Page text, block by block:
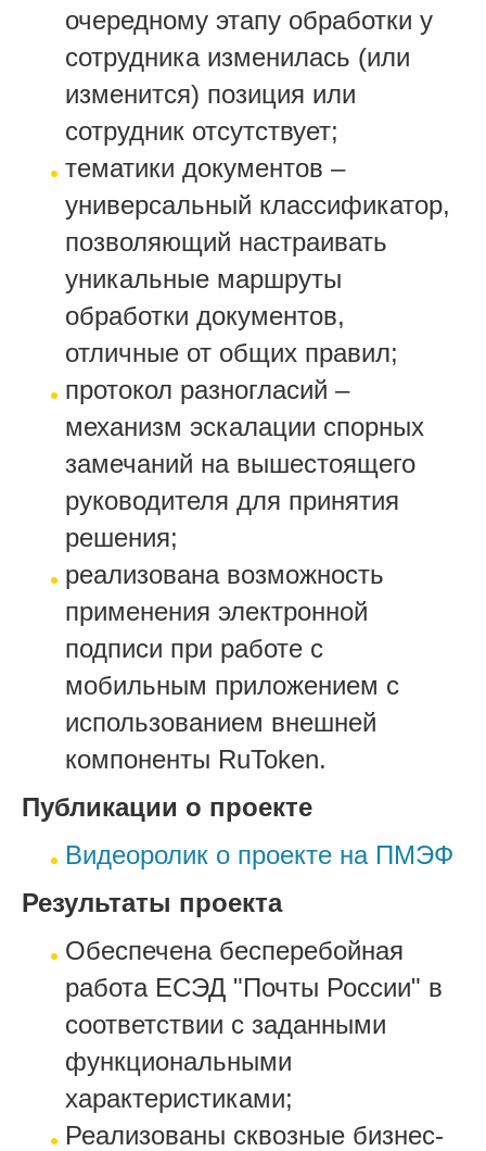
очередному этапу обработки у
сотрудника изменилась (или
изменится) позиция или
сотрудник отсутствует;
тематики документов –
универсальный классификатор,
позволяющий настраивать
уникальные маршруты
обработки документов,
отличные от общих правил;
протокол разногласий –
механизм эскалации спорных
замечаний на вышестоящего
руководителя для принятия
решения;
реализована возможность
применения электронной
подписи при работе с
мобильным приложением с
использованием внешней
компоненты RuToken.
Публикации о проекте
Видеоролик о проекте на ПМЭФ
Результаты проекта
Обеспечена бесперебойная
работа ЕСЭД "Почты России" в
соответствии с заданными
функциональными
характеристиками;
Реализованы сквозные бизнес-